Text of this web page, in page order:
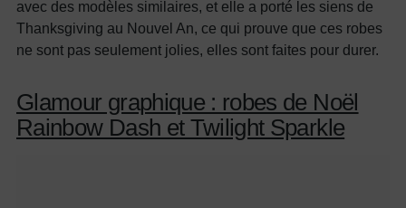
avec des modèles similaires, et elle a porté les siens de
Thanksgiving au Nouvel An, ce qui prouve que ces robes
ne sont pas seulement jolies, elles sont faites pour durer.
Glamour graphique : robes de Noël
Rainbow Dash et Twilight Sparkle